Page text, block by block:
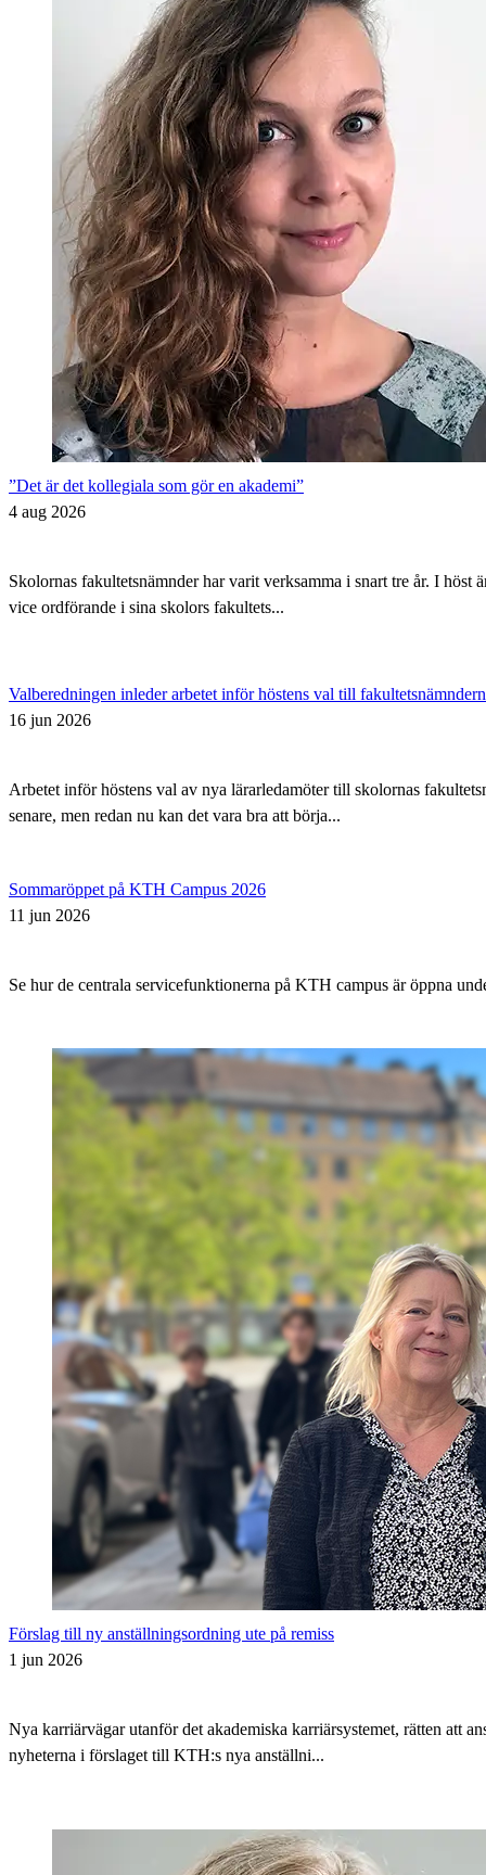
”Det är det kollegiala som gör en akademi”
4 aug 2026
Skolornas fakultetsnämnder har varit verksamma i snart tre år. I
vice ordförande i sina skolors fakultets...
Valberedningen inleder arbetet inför höstens val till
16 jun 2026
Arbetet inför höstens val av nya lärarledamöter till skolornas
senare, men redan nu kan det vara bra att börja...
Sommaröppet på KTH Campus 2026
11 jun 2026
Se hur de centrala servicefunktionerna på KTH campus är öppna
Förslag till ny anställningsordning ute på remiss
1 jun 2026
Nya karriärvägar utanför det akademiska karriärsystemet, rätten att
nyheterna i förslaget till KTH:s nya anställni...